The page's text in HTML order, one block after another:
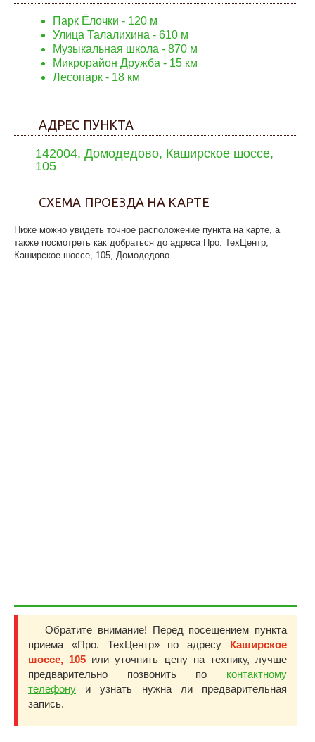
Парк Ёлочки - 120 м
Улица Талалихина - 610 м
Музыкальная школа - 870 м
Микрорайон Дружба - 15 км
Лесопарк - 18 км
АДРЕС ПУНКТА
142004, Домодедово, Каширское шоссе,
105
СХЕМА ПРОЕЗДА НА КАРТЕ
Ниже можно увидеть точное расположение пункта на карте, а
также посмотреть как добраться до адреса Про. ТехЦентр,
Каширское шоссе, 105, Домодедово.
Обратите внимание! Перед посещением пункта
приема «Про. ТехЦентр» по адресу Каширское
шоссе, 105 или уточнить цену на технику, лучше
предварительно позвонить по контактному
телефону и узнать нужна ли предварительная
запись.